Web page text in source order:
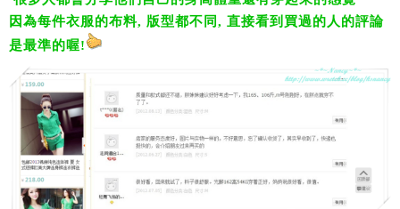
因為每件衣服的布料, 版型都不同, 直接看到買過的人的評論
是最準的喔!